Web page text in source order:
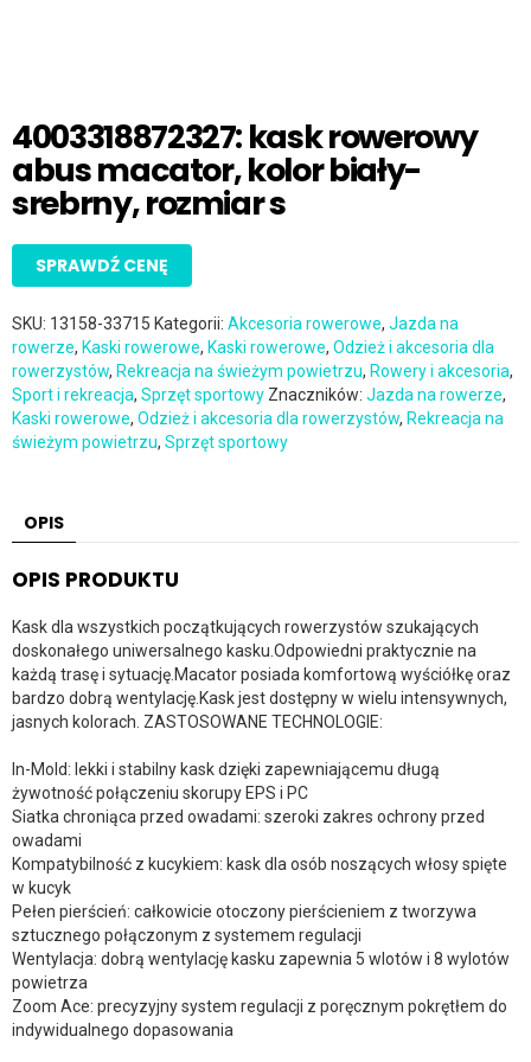
4003318872327: kask rowerowy
abus macator, kolor biały-
srebrny, rozmiar s
SPRAWDŹ CENĘ
SKU: 13158-33715 Kategorii: Akcesoria rowerowe, Jazda na
rowerze, Kaski rowerowe, Kaski rowerowe, Odzież i akcesoria dla
rowerzystów, Rekreacja na świeżym powietrzu, Rowery i akcesoria,
Sport i rekreacja, Sprzęt sportowy Znaczników: Jazda na rowerze,
Kaski rowerowe, Odzież i akcesoria dla rowerzystów, Rekreacja na
świeżym powietrzu, Sprzęt sportowy
OPIS
OPIS PRODUKTU
Kask dla wszystkich początkujących rowerzystów szukających
doskonałego uniwersalnego kasku.Odpowiedni praktycznie na
każdą trasę i sytuację.Macator posiada komfortową wyściółkę oraz
bardzo dobrą wentylację.Kask jest dostępny w wielu intensywnych,
jasnych kolorach. ZASTOSOWANE TECHNOLOGIE:
In-Mold: lekki i stabilny kask dzięki zapewniającemu długą
żywotność połączeniu skorupy EPS i PC
Siatka chroniąca przed owadami: szeroki zakres ochrony przed
owadami
Kompatybilność z kucykiem: kask dla osób noszących włosy spięte
w kucyk
Pełen pierścień: całkowicie otoczony pierścieniem z tworzywa
sztucznego połączonym z systemem regulacji
Wentylacja: dobrą wentylację kasku zapewnia 5 wlotów i 8 wylotów
powietrza
Zoom Ace: precyzyjny system regulacji z poręcznym pokrętłem do
indywidualnego dopasowania